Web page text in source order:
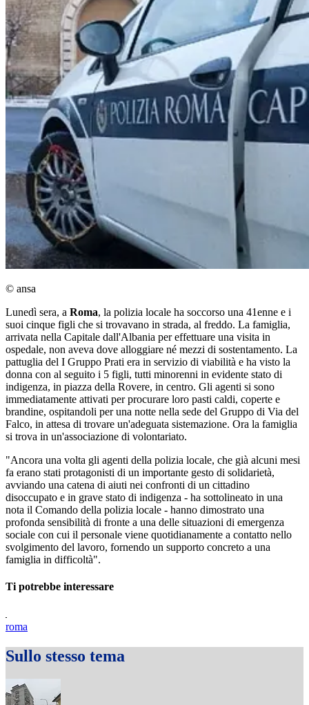
© ansa
Lunedì sera, a Roma, la polizia locale ha soccorso una 41enne e i
suoi cinque figli che si trovavano in strada, al freddo. La famiglia,
arrivata nella Capitale dall'Albania per effettuare una visita in
ospedale, non aveva dove alloggiare né mezzi di sostentamento. La
pattuglia del I Gruppo Prati era in servizio di viabilità e ha visto la
donna con al seguito i 5 figli, tutti minorenni in evidente stato di
indigenza, in piazza della Rovere, in centro. Gli agenti si sono
immediatamente attivati per procurare loro pasti caldi, coperte e
brandine, ospitandoli per una notte nella sede del Gruppo di Via del
Falco, in attesa di trovare un'adeguata sistemazione. Ora la famiglia
si trova in un'associazione di volontariato.
"Ancora una volta gli agenti della polizia locale, che già alcuni mesi
fa erano stati protagonisti di un importante gesto di solidarietà,
avviando una catena di aiuti nei confronti di un cittadino
disoccupato e in grave stato di indigenza - ha sottolineato in una
nota il Comando della polizia locale - hanno dimostrato una
profonda sensibilità di fronte a una delle situazioni di emergenza
sociale con cui il personale viene quotidianamente a contatto nello
svolgimento del lavoro, fornendo un supporto concreto a una
famiglia in difficoltà".
Ti potrebbe interessare
roma
Sullo stesso tema